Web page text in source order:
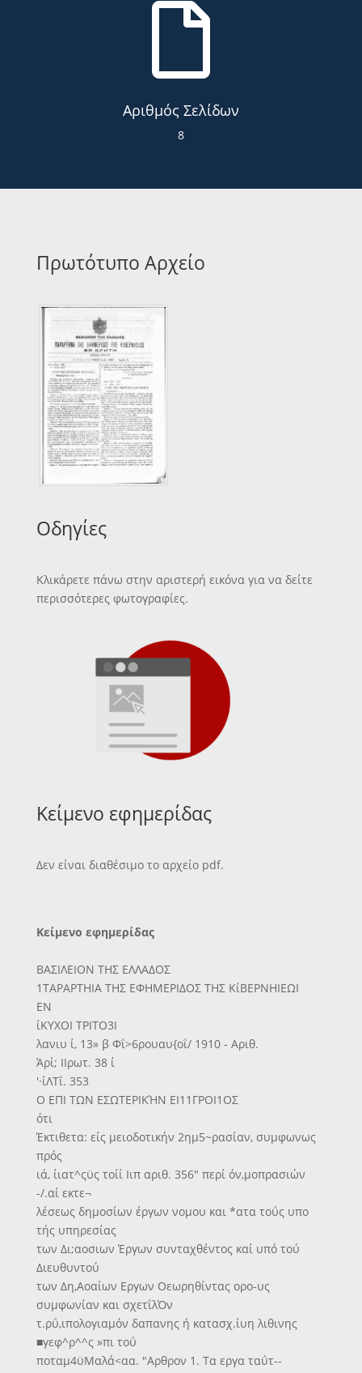

Αριθμός Σελίδων
8
Πρωτότυπο Αρχείο
Οδηγίες
Κλικάρετε πάνω στην αριστερή εικόνα για να δείτε
περισσότερες φωτογραφίες.
Κείμενο εφημερίδας
Δεν είναι διαθέσιμο το αρχείο pdf.
Κείμενο εφημερίδας
ΒΑΣΙΛΕΙΟΝ ΤΗΣ ΕΛΛΑΔΟΣ
1ΤΑΡΑΡΤΗΙΑ ΤΗΣ ΕΦΗΜΕΡΙΔΟΣ ΤΗΣ ΚίΒΕΡΝΗΙΕΩΙ
ΕΝ
ίΚΥΧΟΙ ΤΡΙΤΟ3Ι
λανιυ ί, 13» β Φΐ>6ρουαυ{οΐ/ 1910 - Αριθ.
Άρί; ΙΙρωτ. 38 ί
'·ίΛΤΐ. 353
Ο ΕΠΙ ΤΩΝ ΕΣΩΤΕΡΙΚΉΝ ΕΙ11ΓΡΟΙ1ΟΣ
ότι
Έκτιθετα: είς μειοδοτικήν 2ημ5~ρασίαν, συμφωνως
πρός
ιά, ίιατ^ςϋς τοίί Ιιπ αριθ. 356" περί όν,μοπρασιών
-/.αί εκτε¬
λέσεως δημοσίων έργων νομου και *ατα τοΰς υπο
τής υπηρεσίας
των Δι;αοσιων Έργων συνταχθέντος καί υπό τού
Διευθυντού
των Δη,Αοαίων Εργων Οεωρηθίντας ορο-υς
συμφωνίαν και σχετΐλΌν
τ.ρΰ,ιπολογιαμόν δαπανης ή κατασχ.ίυη λιθινης
■γεφ^ρ^^ς »πι τοΰ
ποταμ4ϋΜαλά<αα. "Αρθρον 1. Τα εργα ταΰτ--